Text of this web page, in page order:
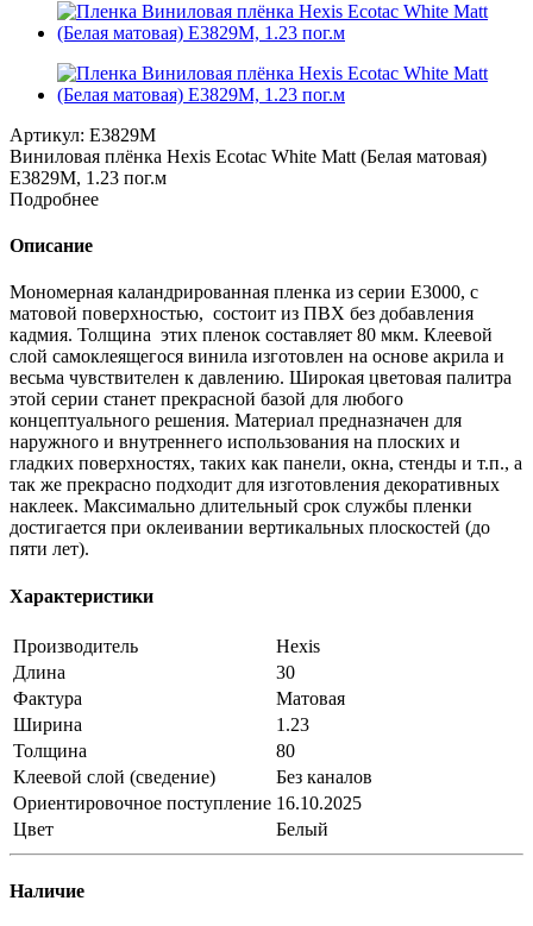
Артикул: E3829M
Виниловая плёнка Hexis Ecotac White Matt (Белая матовая)
E3829M, 1.23 пог.м
Подробнее
Описание
Мономерная каландрированная пленка из серии Е3000, с
матовой поверхностью, состоит из ПВХ без добавления
кадмия. Толщина этих пленок составляет 80 мкм. Клеевой
слой самоклеящегося винила изготовлен на основе акрила и
весьма чувствителен к давлению. Широкая цветовая палитра
этой серии станет прекрасной базой для любого
концептуального решения. Материал предназначен для
наружного и внутреннего использования на плоских и
гладких поверхностях, таких как панели, окна, стенды и т.п., а
так же прекрасно подходит для изготовления декоративных
наклеек. Максимально длительный срок службы пленки
достигается при оклеивании вертикальных плоскостей (до
пяти лет).
Характеристики
Производитель
Hexis
Длина
30
Фактура
Матовая
Ширина
1.23
Толщина
80
Клеевой слой (сведение)
Без каналов
Ориентировочное поступление 16.10.2025
Цвет
Белый
Наличие